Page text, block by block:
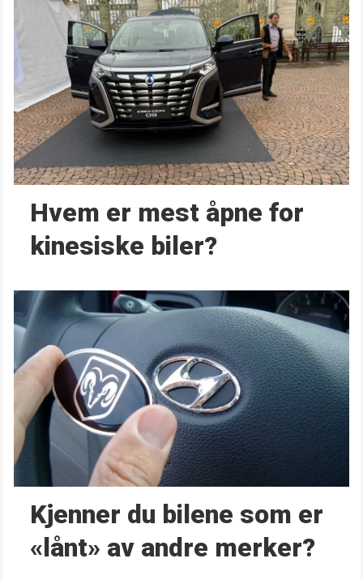
Hvem er mest åpne for
kinesiske biler?
Kjenner du bilene som er
«lånt» av andre merker?